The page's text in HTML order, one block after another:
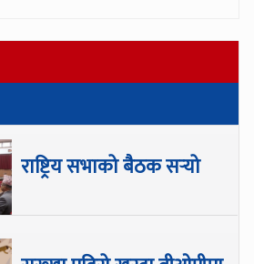
राष्ट्रिय सभाको बैठक सर्‍यो